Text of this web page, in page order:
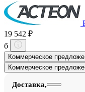
19 542 ₽
б
Коммерческое
Коммерческое
Доставка,